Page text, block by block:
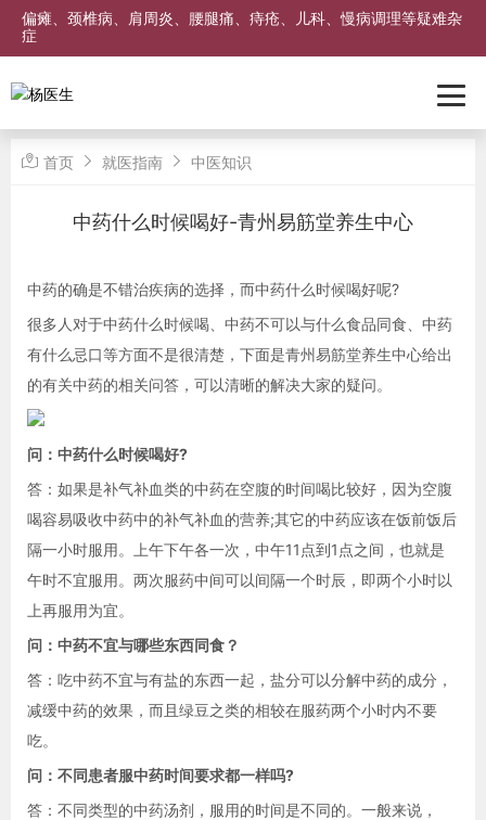
偏瘫、颈椎病、肩周炎、腰腿痛、痔疮、儿科、慢病调理等疑难杂
症
首页 就医指南 中医知识
中药什么时候喝好-青州易筋堂养生中心
中药的确是不错治疾病的选择，而中药什么时候喝好呢?
很多人对于中药什么时候喝、中药不可以与什么食品同食、中药
有什么忌口等方面不是很清楚，下面是青州易筋堂养生中心给出
的有关中药的相关问答，可以清晰的解决大家的疑问。
问：中药什么时候喝好?
答：如果是补气补血类的中药在空腹的时间喝比较好，因为空腹
喝容易吸收中药中的补气补血的营养;其它的中药应该在饭前饭后
隔一小时服用。上午下午各一次，中午11点到1点之间，也就是
午时不宜服用。两次服药中间可以间隔一个时辰，即两个小时以
上再服用为宜。
问：中药不宜与哪些东西同食？
答：吃中药不宜与有盐的东西一起，盐分可以分解中药的成分，
减缓中药的效果，而且绿豆之类的相较在服药两个小时内不要
吃。
问：不同患者服中药时间要求都一样吗?
答：不同类型的中药汤剂，服用的时间是不同的。一般来说，